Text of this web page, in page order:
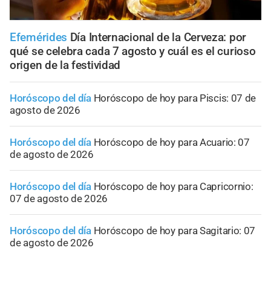
Efemérides Día Internacional de la Cerveza: por
qué se celebra cada 7 agosto y cuál es el curioso
origen de la festividad
Horóscopo del día Horóscopo de hoy para Piscis: 07 de
agosto de 2026
Horóscopo del día Horóscopo de hoy para Acuario: 07
de agosto de 2026
Horóscopo del día Horóscopo de hoy para Capricornio:
07 de agosto de 2026
Horóscopo del día Horóscopo de hoy para Sagitario: 07
de agosto de 2026